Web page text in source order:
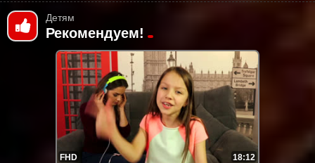
Детям
Рекомендуем!
FHD 18:12